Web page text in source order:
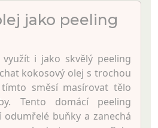
jako peeling
i jako skvělý peeling
kokosový olej s trochou
směsí masírovat tělo
Tento domácí peeling
buňky a zanechá